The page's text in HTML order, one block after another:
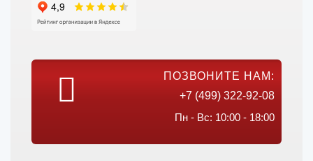
ПОЗВОНИТЕ НАМ:
+7 (499) 322-92-08
Пн - Вс: 10:00 - 18:00